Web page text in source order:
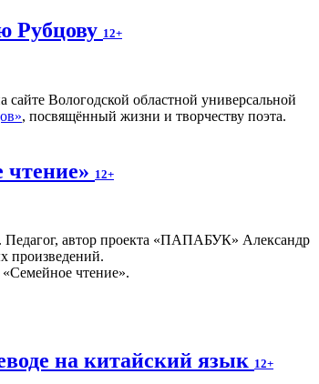
Рубцову 12+
Вологодской областной универсальной
, посвящённый жизни и творчеству поэта.
чтение» 12+
Педагог, автор проекта «ПАПАБУК» Александр
произведений.
«Семейное чтение».
на китайский язык 12+